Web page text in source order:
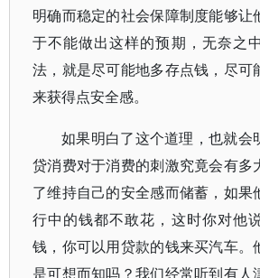
明确而稳定的社会保障制度能够让
于不能做出这样的预期，无奈之
法，就是尽可能地多存点钱，尽可
来获得点安全感。
如果明白了这个道理，也就会
贷消费对于消费的刺激究竟会有多
了维持自己的安全感而储蓄，如果
行中的钱都不敢花，这时你对他
钱，你可以用贷款的钱来买汽车。
是可想而知吗？我们经常听到有人